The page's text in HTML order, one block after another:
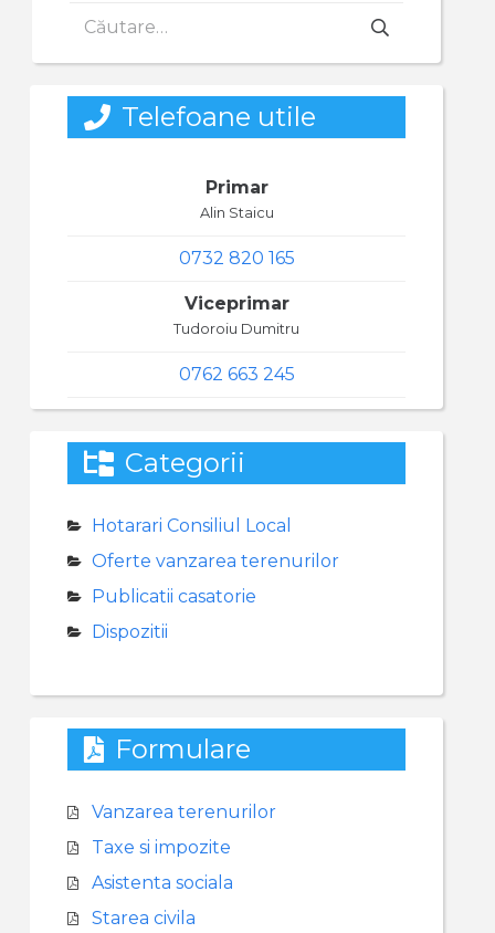
după:
Telefoane utile
Primar
Alin Staicu
0732 820 165
Viceprimar
Tudoroiu Dumitru
0762 663 245
Categorii
Hotarari Consiliul Local
Oferte vanzarea terenurilor
Publicatii casatorie
Dispozitii
Formulare
Vanzarea terenurilor
Taxe si impozite
Asistenta sociala
Starea civila